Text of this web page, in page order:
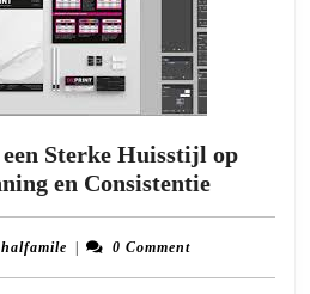
Sterke Huisstijl op
en ConsistentieDe
Impact
halfamilehalfamile0 Comment